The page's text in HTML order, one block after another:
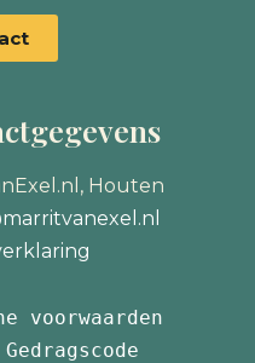
Houten
voorwaarden